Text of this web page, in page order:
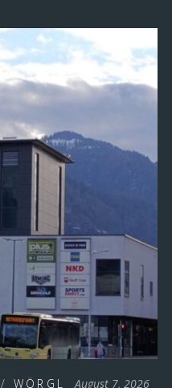
/ WÖRGL August 7, 2026